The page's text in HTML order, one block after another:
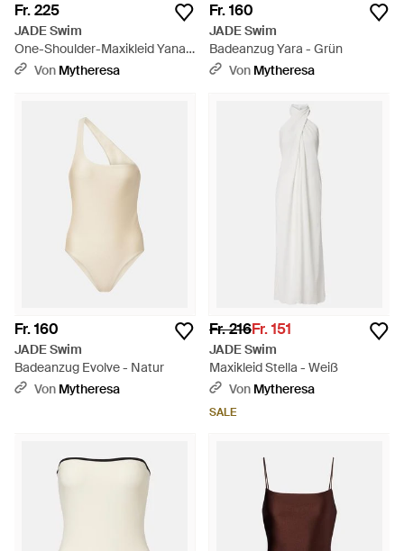
Fr. 225
JADE Swim
One-Shoulder-Maxikleid Yana -
Braun
Von Mytheresa
Fr. 160
JADE Swim
Badeanzug Yara - Grün
Von Mytheresa
Fr. 160
JADE Swim
Badeanzug Evolve - Natur
Von Mytheresa
Fr. 216Fr. 151
JADE Swim
Maxikleid Stella - Weiß
Von Mytheresa
SALE